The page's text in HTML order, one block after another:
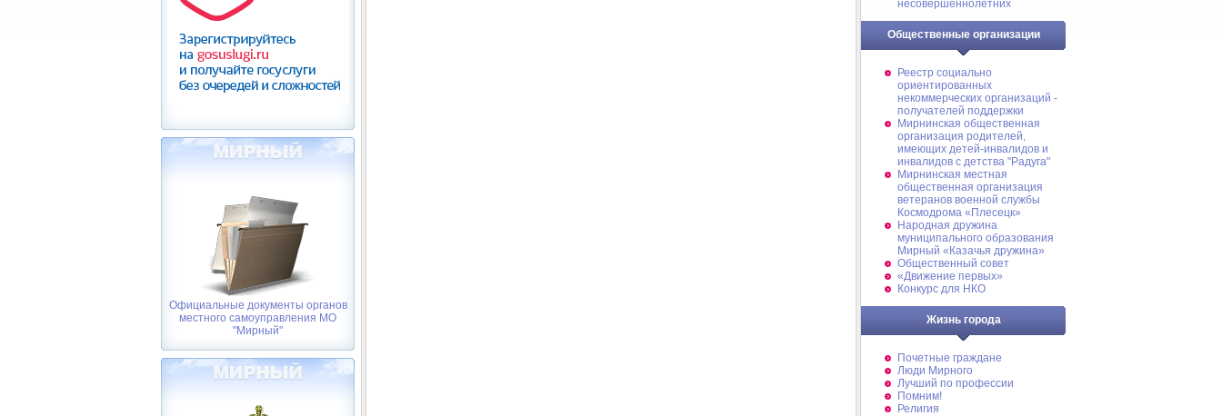
Официальные документы органов
местного самоуправления МО
"Мирный"
несовершеннолетних
Общественные организации
Реестр социально
ориентированных
некоммерческих организаций -
получателей поддержки
Мирнинская общественная
организация родителей,
имеющих детей-инвалидов и
инвалидов с детства "Радуга"
Мирнинская местная
общественная организация
ветеранов военной службы
Космодрома «Плесецк»
Народная дружина
муниципального образования
Мирный «Казачья дружина»
Общественный совет
«Движение первых»
Конкурс для НКО
Жизнь города
Почетные граждане
Люди Мирного
Лучший по профессии
Помним!
Религия